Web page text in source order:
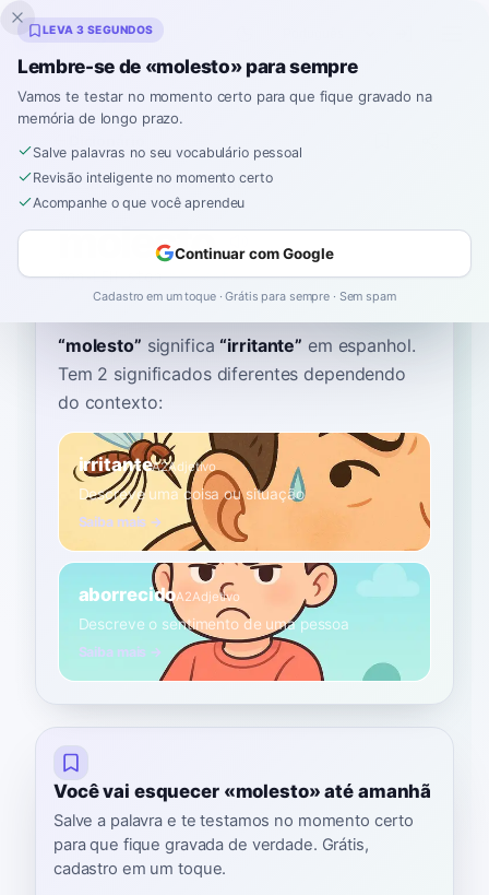
Inklingo
Início›Espanhol›Dicionário›molesto
molesto
moh-LEH-stoh moˈlesto
“molesto” significa “irritante” em espanhol.
Tem 2 significados diferentes dependendo
do contexto:
irritanteA2Adjetivo
Descreve uma coisa ou situação
Saiba mais →
aborrecidoA2Adjetivo
Descreve o sentimento de uma pessoa
Saiba mais →
Você vai esquecer «molesto» até amanhã
Salve a palavra e te testamos no momento certo
para que fique gravada de verdade. Grátis,
cadastro em um toque.
LEVA 3 SEGUNDOS
Lembre-se de «molesto» para sempre
Vamos te testar no momento certo para que fique gravado na
memória de longo prazo.
Salve palavras no seu vocabulário pessoal
Revisão inteligente no momento certo
Acompanhe o que você aprendeu
Continuar com Google
Cadastro em um toque · Grátis para sempre · Sem spam